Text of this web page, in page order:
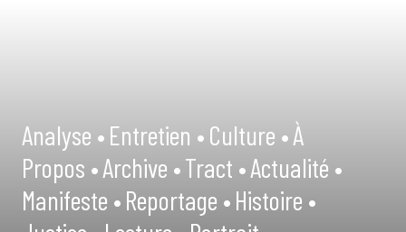
Analyse •Entretien •Culture •À
Propos •Archive •Tract •Actualité •
Manifeste •Reportage •Histoire •